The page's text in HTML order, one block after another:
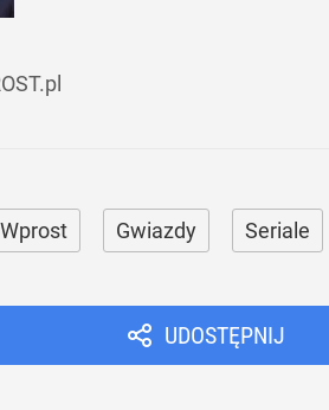
Gwiazdy Seriale
UDOSTĘPNIJ